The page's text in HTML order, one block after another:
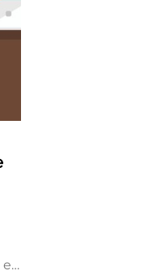
e…